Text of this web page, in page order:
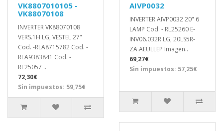
VK8807010105 -
VK88070108
INVERTER VK88070108
VERS.1H LG, VESTEL 27"
Cod. -RLA8715782 Cod. -
RLA9383841 Cod. -
RL25057 ..
72,30€
Sin impuestos: 59,75€
AIVP0032
INVERTER AIVP0032 20" 6
LAMP Cod. - RL25260 E-
INV06.032R LG, 20LS5R-
ZA.AEULLEP Imagen..
69,27€
Sin impuestos: 57,25€